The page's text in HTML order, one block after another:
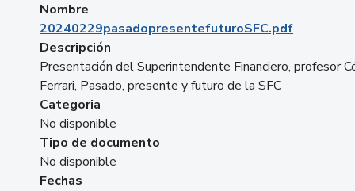
Nombre
20240229pasadopresentefuturoSFC.pdf
Descripción
Presentación del Superintendente Financiero, profesor
Ferrari, Pasado, presente y futuro de la SFC
Categoria
No disponible
Tipo de documento
No disponible
Fechas